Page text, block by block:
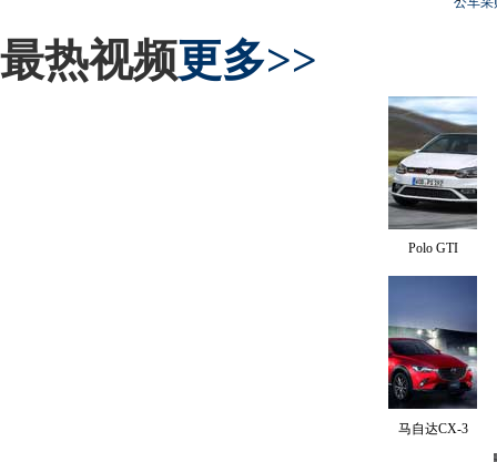
最热视频更多>>
Polo GTI
马自达CX-3